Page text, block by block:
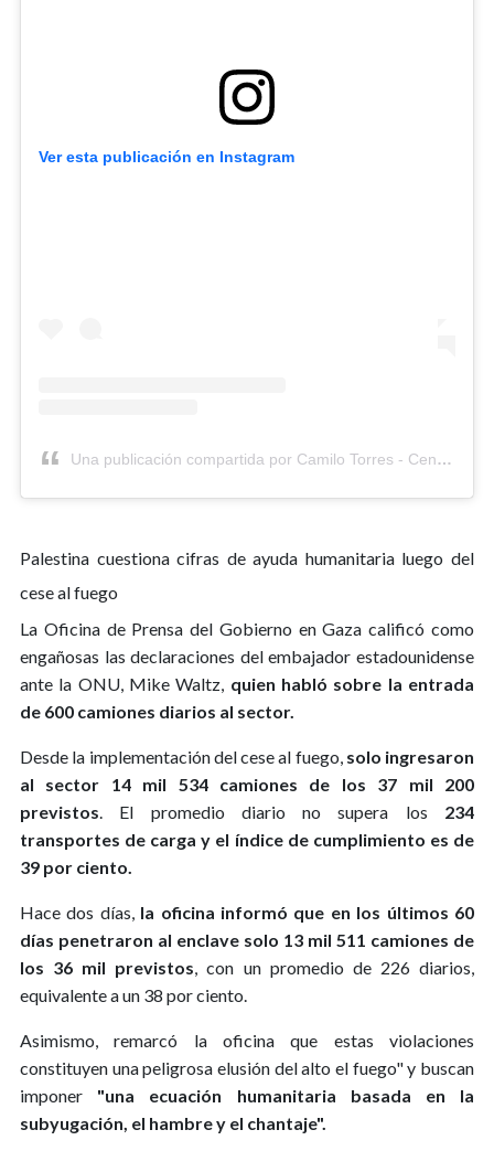
Ver esta publicación en Instagram
Una publicación compartida por Camilo Torres - Central Rústico ⚽️🇨🇱 (@centralrustico)
Palestina cuestiona cifras de ayuda humanitaria luego del
cese al fuego
La Oficina de Prensa del Gobierno en Gaza calificó como
engañosas las declaraciones del embajador estadounidense
ante la ONU, Mike Waltz, quien habló sobre la entrada
de 600 camiones diarios al sector.
Desde la implementación del cese al fuego, solo ingresaron
al sector 14 mil 534 camiones de los 37 mil 200
previstos. El promedio diario no supera los 234
transportes de carga y el índice de cumplimiento es de
39 por ciento.
Hace dos días,la oficina informó que en los últimos 60
días penetraron al enclave solo 13 mil 511 camiones de
los 36 mil previstos, con un promedio de 226 diarios,
equivalente a un 38 por ciento.
Asimismo, remarcó la oficina que estas violaciones
constituyen una peligrosa elusión del alto el fuego" y buscan
imponer "una ecuación humanitaria basada en la
subyugación, el hambre y el chantaje".